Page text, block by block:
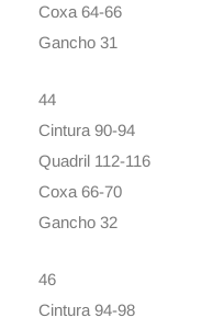
Coxa 64-66
Gancho 31
44
Cintura 90-94
Quadril 112-116
Coxa 66-70
Gancho 32
46
Cintura 94-98